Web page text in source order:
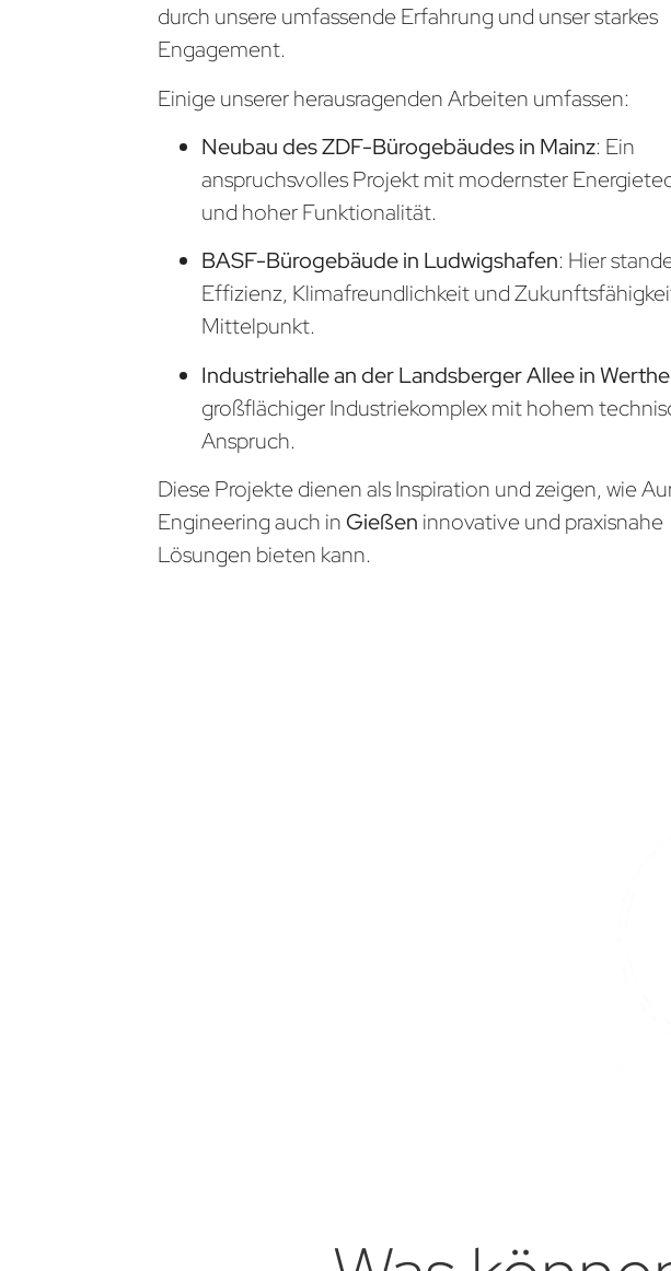
durch unsere umfassende Erfahrung und unser starkes
Engagement.
Einige unserer herausragenden Arbeiten umfassen:
Neubau des ZDF-Bürogebäudes in Mainz: Ein
anspruchsvolles Projekt mit modernster
und hoher Funktionalität.
BASF-Bürogebäude in Ludwigshafen: Hier
Effizienz, Klimafreundlichkeit und
Mittelpunkt.
Industriehalle an der Landsberger Allee in
großflächiger Industriekomplex mit hohem
Anspruch.
Diese Projekte dienen als Inspiration und zeigen, wie
Engineering auch in Gießen innovative und praxisnahe
Lösungen bieten kann.